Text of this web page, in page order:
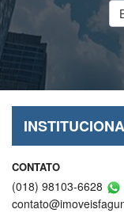
CONTATO
(018) 98103-6628